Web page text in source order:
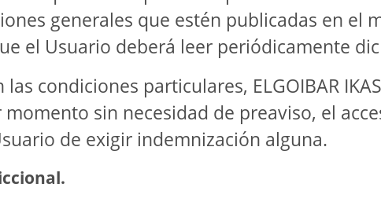
generales que estén publicadas en el
el Usuario deberá leer periódicamente
condiciones particulares, ELGOIBAR
sin necesidad de preaviso, el
de exigir indemnización alguna.